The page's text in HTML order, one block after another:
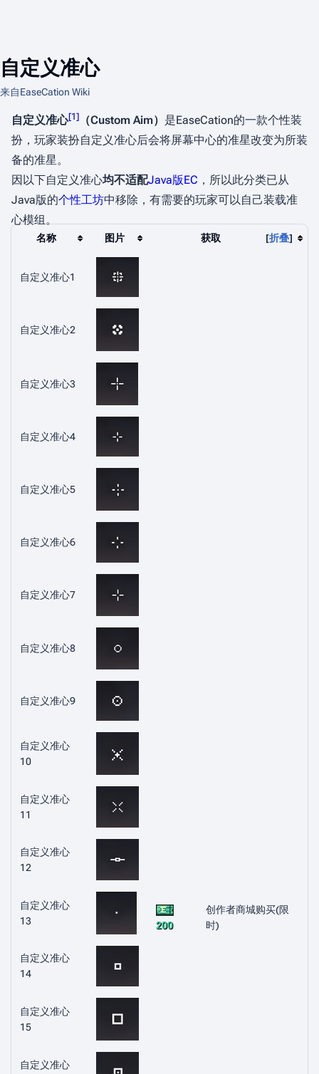
自定义准心
来自EaseCation Wiki
自定义准心[1] （Custom Aim） 是EaseCation的一款个性装
扮，玩家装扮自定义准心后会将屏幕中心的准星改变为所装
备的准星。
因以下自定义准心均不适配Java版EC ，所以此分类已从
Java版的个性工坊中移除，有需要的玩家可以自己装载准
心模组。
名称 图片 折叠
获取
自定义准心1
200
创作者商城购买(限
时)
自定义准心2
自定义准心3
自定义准心4
自定义准心5
自定义准心6
自定义准心7
自定义准心8
自定义准心9
自定义准心
10
自定义准心
11
自定义准心
12
自定义准心
13
自定义准心
14
自定义准心
15
自定义准心